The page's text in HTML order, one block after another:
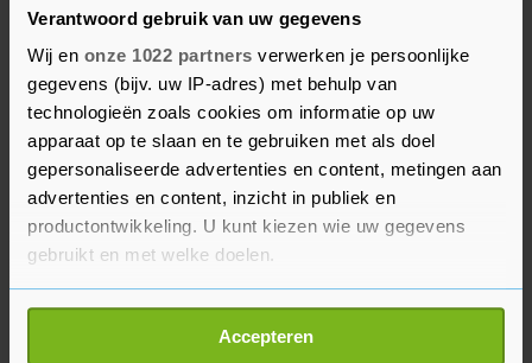
Verantwoord gebruik van uw gegevens
Wij en onze 1022 partners verwerken je persoonlijke
gegevens (bijv. uw IP-adres) met behulp van
technologieën zoals cookies om informatie op uw
apparaat op te slaan en te gebruiken met als doel
gepersonaliseerde advertenties en content, metingen aan
advertenties en content, inzicht in publiek en
productontwikkeling. U kunt kiezen wie uw gegevens
gebruikt en met welke doelen.
Als u het toestaat, willen we ook graag:
Informatie verzamelen over uw geografische
Accepteren
Ramsdale op bij een kans van Sandro Tonali.
Raheem Sterling had na de rust nog een kans op
de openingstreffer, maar het bleef bij 0-0.
Engeland ontvangt dinsdag nog Hongarije in
eigen land. Duitsland neemt het in de laatste van
de vier wedstrijden nog in eigen huis op tegen
Italië. De overige twee groepswedstrijden zijn in
september.